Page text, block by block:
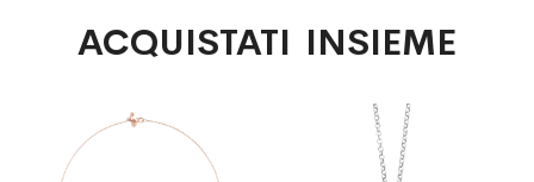
ACQUISTATI INSIEME